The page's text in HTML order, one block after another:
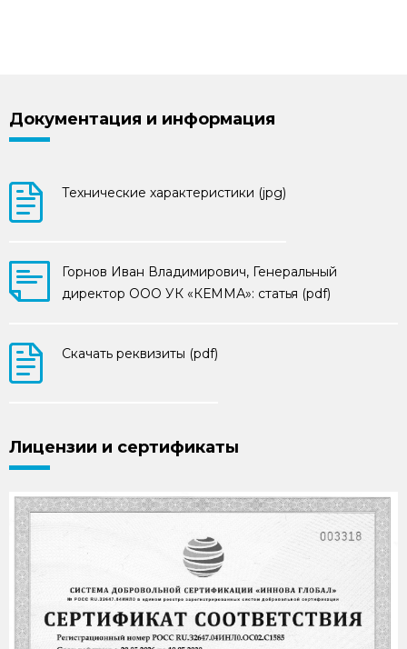
Документация и информация
Технические характеристики (jpg)
Горнов Иван Владимирович, Генеральный
директор ООО УК «КЕММА»: статья (pdf)
Скачать реквизиты (pdf)
Лицензии и сертификаты